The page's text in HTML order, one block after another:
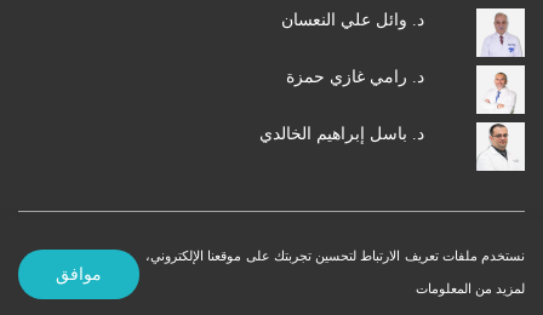
د. وائل علي النعسان
د. رامي غازي حمزة
د. باسل إبراهيم الخالدي
© 2026 MedXJordan. جميع الحقوق محفوظة. شروط الاستخدام سياسة الخصوصية نستخدم ملفات تعريف الارتباط لتحسين تجربتك على موقعنا الإلكتروني،
لمزيد من المعلومات
موافق